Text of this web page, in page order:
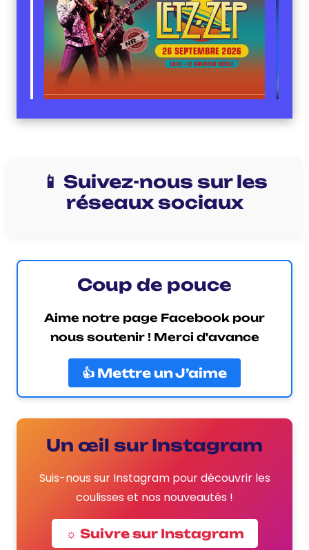
📱 Suivez-nous sur les
réseaux sociaux
Coup de pouce
Aime notre page Facebook pour
nous soutenir ! Merci d'avance
👍 Mettre un J’aime
Un œil sur Instagram
Suis-nous sur Instagram pour découvrir les
coulisses et nos nouveautés !
☼ Suivre sur Instagram